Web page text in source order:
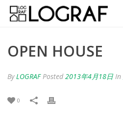
OPEN HOUSE
ByLOGRAF Posted 2013年4月18日 In
0